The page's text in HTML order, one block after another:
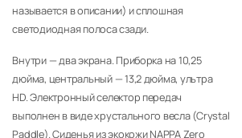
называется в описании) и сплошная
светодиодная полоса сзади.
Внутри — два экрана. Приборка на 10,25
дюйма, центральный — 13,2 дюйма, ультра
HD. Электронный селектор передач
выполнен в виде хрустального весла (Crystal
Paddle). Сиденья из экокожи NAPPA Zero